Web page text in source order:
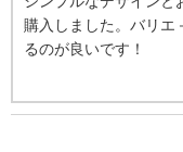
購入しました。バリエ
るのが良いです！
スッキ